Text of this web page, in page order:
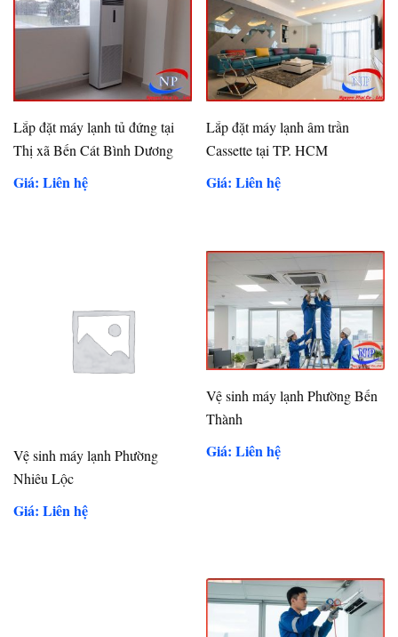
Lắp đặt máy lạnh tủ đứng tại
Thị xã Bến Cát Bình Dương
Giá: Liên hệ
Lắp đặt máy lạnh âm trần
Cassette tại TP. HCM
Giá: Liên hệ
Vệ sinh máy lạnh Phường
Nhiêu Lộc
Giá: Liên hệ
Vệ sinh máy lạnh Phường Bến
Thành
Giá: Liên hệ